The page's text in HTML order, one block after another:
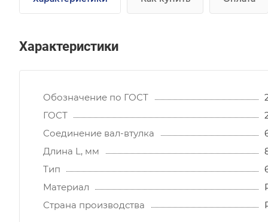
Характеристики
Обозначение по ГОСТ
ГОСТ
Соединение вал-втулка
Длина L, мм
Тип
Материал
Страна производства